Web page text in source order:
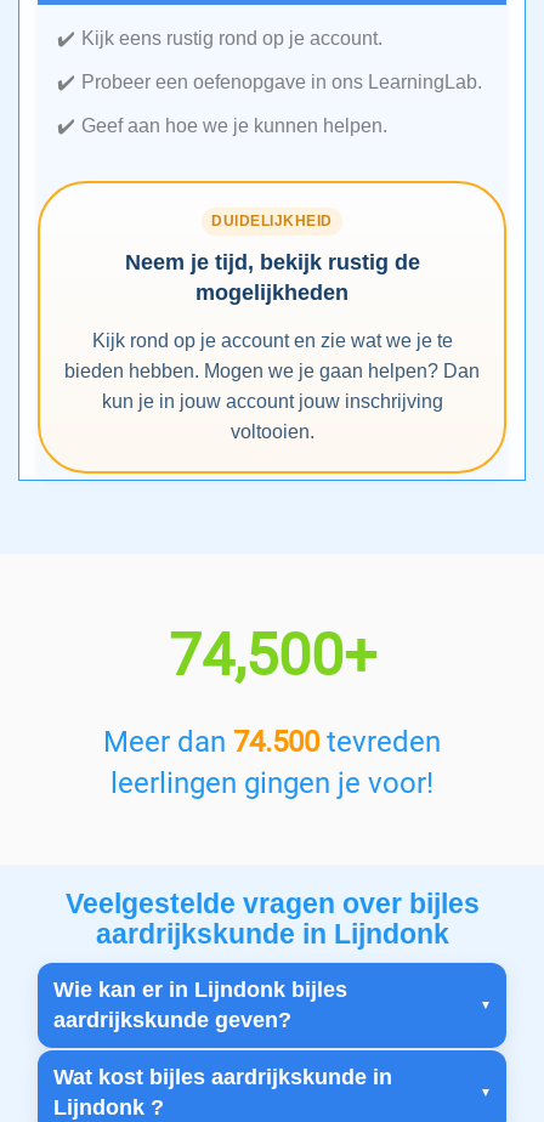
Kijk eens rustig rond op je account.
Probeer een oefenopgave in ons LearningLab.
Geef aan hoe we je kunnen helpen.
DUIDELIJKHEID
Neem je tijd, bekijk rustig de
mogelijkheden
Kijk rond op je account en zie wat we je te
bieden hebben. Mogen we je gaan helpen? Dan
kun je in jouw account jouw inschrijving
voltooien.
74,500+
Meer dan 74.500tevreden
leerlingen gingen je voor!
Veelgestelde vragen over bijles
aardrijkskunde in Lijndonk
Wie kan er in Lijndonk bijles
aardrijkskunde geven?
Wat kost bijles aardrijkskunde in
Lijndonk ?